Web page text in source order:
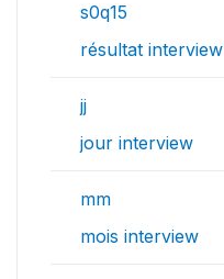
s0q15
résultat interview
jj
jour interview
mm
mois interview